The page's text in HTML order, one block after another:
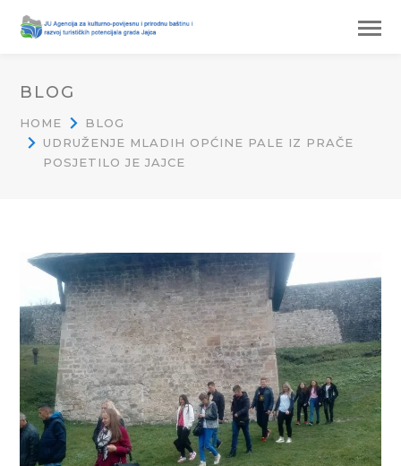
BLOG
HOME
BLOG
UDRUŽENJE MLADIH OPĆINE PALE IZ PRAČE
POSJETILO JE JAJCE